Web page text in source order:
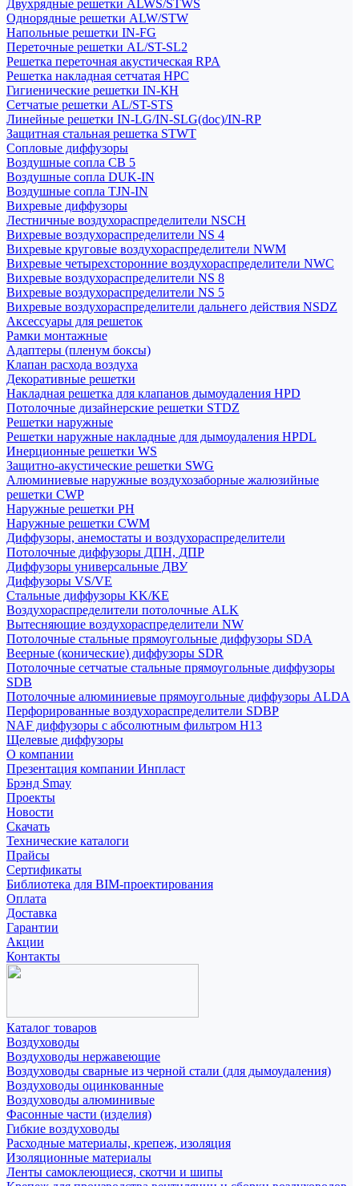
Двухрядные решетки ALWS/STWS
Однорядные решетки ALW/STW
Напольные решетки IN-FG
Переточные решетки AL/ST-SL2
Решетка переточная акустическая RPA
Решетка накладная сетчатая НРС
Гигиенические решетки IN-КН
Сетчатые решетки AL/ST-STS
Линейные решетки IN-LG/IN-SLG(doc)/IN-RP
Защитная стальная решетка STWT
Сопловые диффузоры
Воздушные сопла СВ 5
Воздушные сопла DUK-IN
Воздушные сопла TJN-IN
Вихревые диффузоры
Лестничные воздухораспределители NSCH
Вихревые воздухораспределители NS 4
Вихревые круговые воздухораспределители NWM
Вихревые четырехсторонние воздухораспределители NWC
Вихревые воздухораспределители NS 8
Вихревые воздухораспределители NS 5
Вихревые воздухораспределители дальнего действия NSDZ
Аксессуары для решеток
Рамки монтажные
Адаптеры (пленум боксы)
Клапан расхода воздуха
Декоративные решетки
Накладная решетка для клапанов дымоудаления HPD
Потолочные дизайнерские решетки STDZ
Решетки наружные
Решетки наружные накладные для дымоудаления HPDL
Инерционные решетки WS
Защитно-акустические решетки SWG
Алюминиевые наружные воздухозаборные жалюзийные
решетки CWP
Наружные решетки РН
Наружные решетки CWM
Диффузоры, анемостаты и воздухораспределители
Потолочные диффузоры ДПН, ДПР
Диффузоры универсальные ДВУ
Диффузоры VS/VE
Стальные диффузоры KK/KE
Воздухораспределители потолочные ALK
Вытесняющие воздухораспределители NW
Потолочные стальные прямоугольные диффузоры SDA
Веерные (конические) диффузоры SDR
Потолочные сетчатые стальные прямоугольные диффузоры
SDB
Потолочные алюминиевые прямоугольные диффузоры ALDA
Перфорированные воздухораспределители SDBP
NAF диффузоры с абсолютным фильтром Н13
Щелевые диффузоры
О компании
Презентация компании Инпласт
Брэнд Smay
Проекты
Новости
Скачать
Технические каталоги
Прайсы
Сертификаты
Библиотека для BIM-проектирования
Оплата
Доставка
Гарантии
Акции
Контакты
Каталог товаров
Воздуховоды
Воздуховоды нержавеющие
Воздуховоды сварные из черной стали (для дымоудаления)
Воздуховоды оцинкованные
Воздуховоды алюминивые
Фасонные части (изделия)
Гибкие воздуховоды
Расходные материалы, крепеж, изоляция
Изоляционные материалы
Ленты самоклеющиеся, скотчи и шипы